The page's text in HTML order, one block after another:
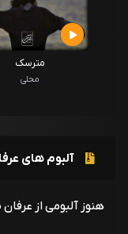
مترسک
محلی
آلبوم های
هنوز آلبومی از